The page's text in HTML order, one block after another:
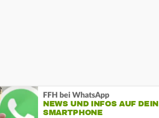
FFH bei WhatsApp
NEWS UND INFOS AUF DEIN
SMARTPHONE